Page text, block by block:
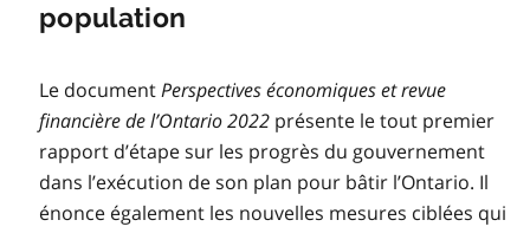
population
Le documentPerspectives économiques et revue
financière de l’Ontario 2022 présente le tout premier
rapport d’étape sur les progrès du gouvernement
dans l’exécution de son plan pour bâtir l’Ontario. Il
énonce également les nouvelles mesures ciblées qui